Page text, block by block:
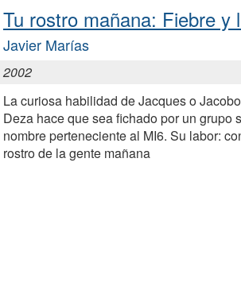
Tu rostro mañana: Fiebre y
Javier Marías
2002
La curiosa habilidad de Jacques o
Deza hace que sea fichado por un grupo
nombre perteneciente al MI6. Su labor:
rostro de la gente mañana